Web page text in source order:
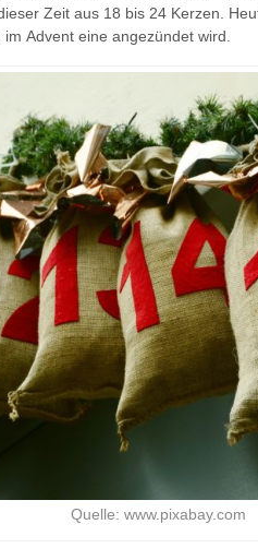
Zeit aus 18 bis 24 Kerzen.
Advent eine angezündet wird.
Quelle: www.pixabay.com